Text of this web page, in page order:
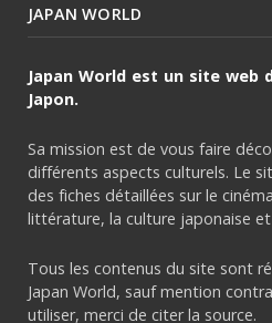
JAPAN WORLD
Japan World est un site web
Japon.
Sa mission est de vous faire
différents aspects culturels. Le
des fiches détaillées sur le
littérature, la culture japonaise
Tous les contenus du site sont
Japan World, sauf mention
utiliser, merci de citer la source.